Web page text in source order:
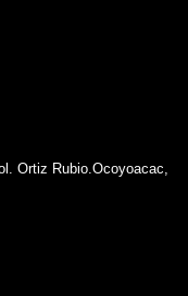
Ortiz Rubio.Ocoyoacac,